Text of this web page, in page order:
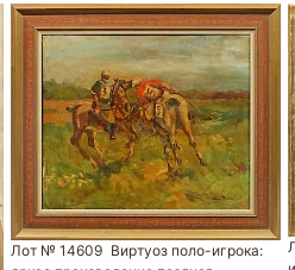
Лот № 14609 Виртуоз поло-игрока: